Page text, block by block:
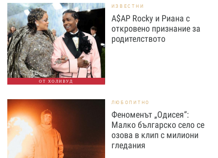
ОТ ХОЛИВУД
ИЗВЕСТНИ
A$AP Rocky и Риана с
откровено признание за
родителството
ЛЮБОПИТНО
Феноменът „Одисея“:
Малко българско село се
озова в клип с милиони
гледания